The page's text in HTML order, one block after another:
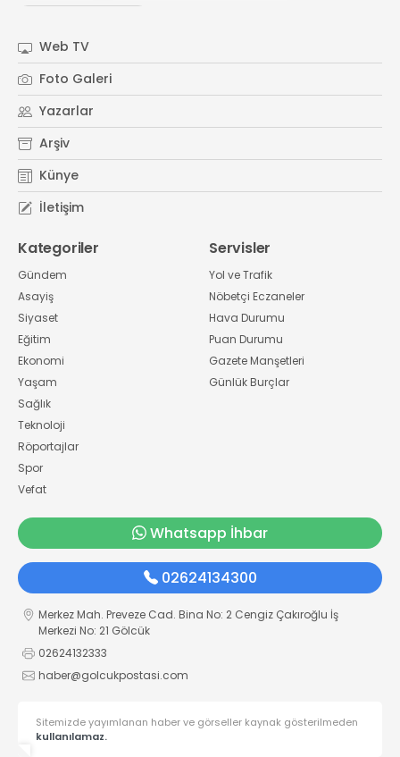
Web TV
Foto Galeri
Yazarlar
Arşiv
Künye
İletişim
Kategoriler
Gündem
Asayiş
Siyaset
Eğitim
Ekonomi
Yaşam
Sağlık
Teknoloji
Röportajlar
Spor
Vefat
Servisler
Yol ve Trafik
Nöbetçi Eczaneler
Hava Durumu
Puan Durumu
Gazete Manşetleri
Günlük Burçlar
Whatsapp İhbar
02624134300
Merkez Mah. Preveze Cad. Bina No: 2 Cengiz Çakıroğlu İş
Merkezi No: 21 Gölcük
02624132333
haber@golcukpostasi.com
Sitemizde yayımlanan haber ve görseller kaynak gösterilmeden
kullanılamaz.